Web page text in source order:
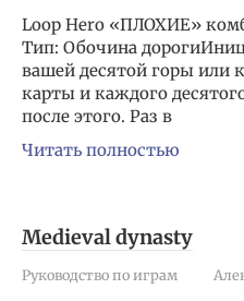
Loop Hero «ПЛОХИЕ»
Тип: Обочина
вашей десятой горы или
карты и каждого
после этого. Раз в
Читать полностью
Medieval dynasty
Руководство по играм